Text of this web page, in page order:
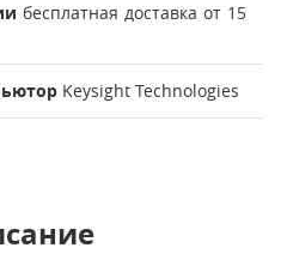
бесплатная доставка от 15
Keysight Technologies